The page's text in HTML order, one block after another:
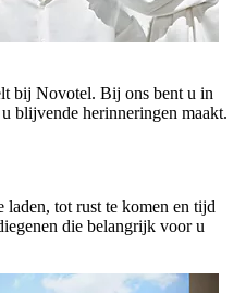
bij Novotel. Bij ons bent u in
blijvende herinneringen maakt.
tot rust te komen en tijd
die belangrijk voor u